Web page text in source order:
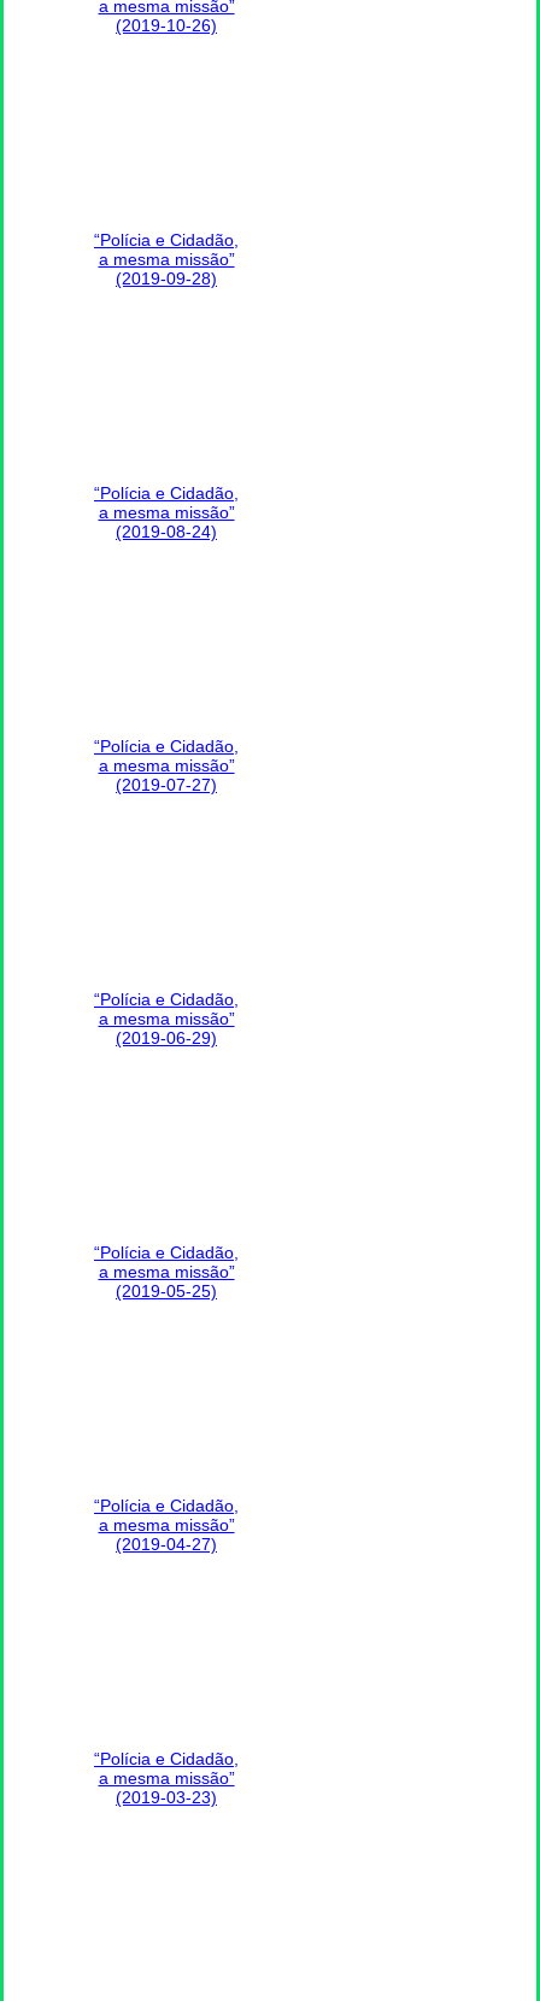
a mesma missão”
(2019-10-26)
“Polícia e Cidadão,
a mesma missão”
(2019-09-28)
“Polícia e Cidadão,
a mesma missão”
(2019-08-24)
“Polícia e Cidadão,
a mesma missão”
(2019-07-27)
“Polícia e Cidadão,
a mesma missão”
(2019-06-29)
“Polícia e Cidadão,
a mesma missão”
(2019-05-25)
“Polícia e Cidadão,
a mesma missão”
(2019-04-27)
“Polícia e Cidadão,
a mesma missão”
(2019-03-23)